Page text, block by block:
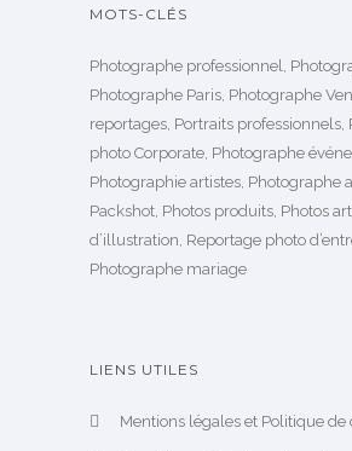
MOTS-CLÉS
Photographe professionnel,
Photographe Paris, Photographe
reportages, Portraits professionnels,
photo Corporate, Photographe
Photographie artistes, Photographe
Packshot, Photos produits, Photos
d’illustration, Reportage photo
Photographe mariage
LIENS UTILES
Mentions légales et Politique